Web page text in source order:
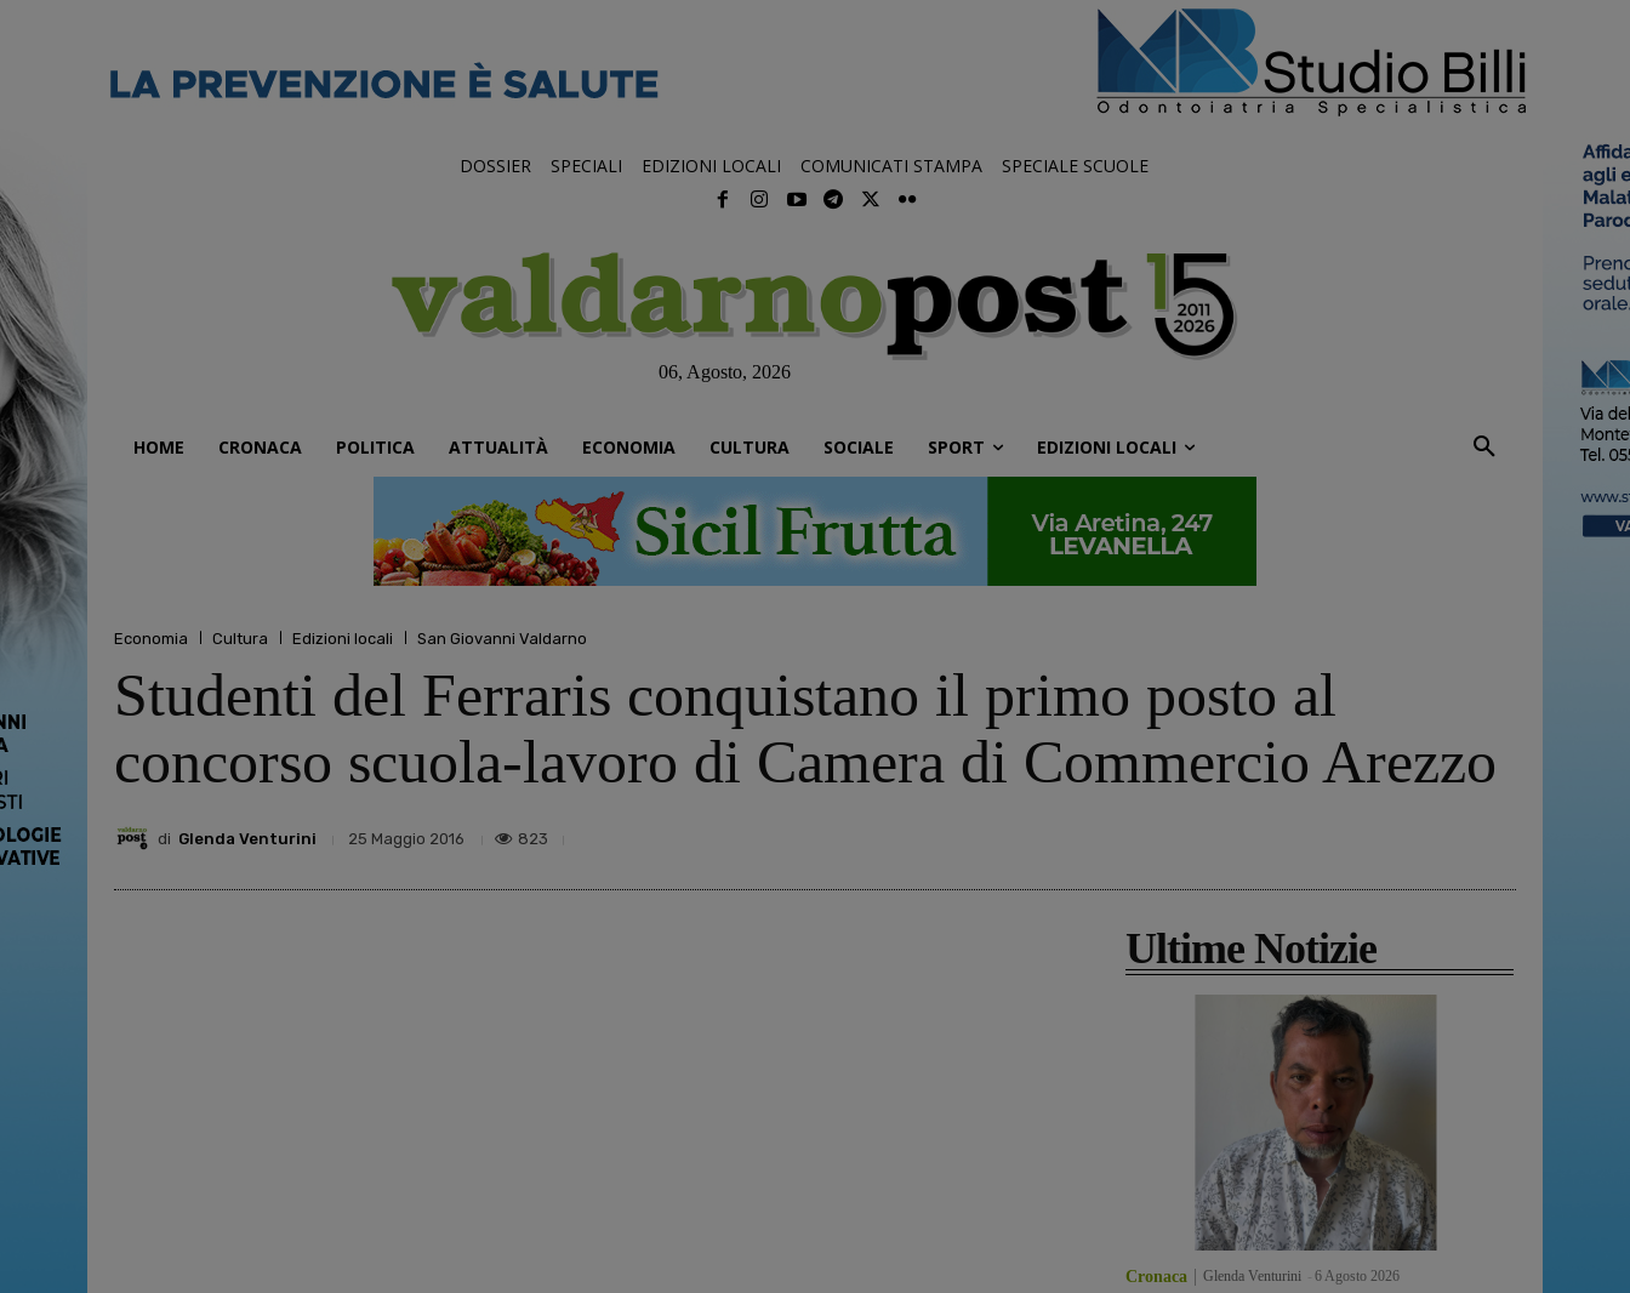
DOSSIER SPECIALI EDIZIONI LOCALI COMUNICATI STAMPA SPECIALE SCUOLE
06, Agosto, 2026
HOME CRONACA POLITICA ATTUALITÀ ECONOMIA CULTURA SOCIALE SPORT EDIZIONI LOCALI
Economia Cultura Edizioni locali San Giovanni Valdarno
Studenti del Ferraris conquistano il primo posto al
concorso scuola-lavoro di Camera di Commercio Arezzo
di Glenda Venturini 25 Maggio 2016 823
Ultime Notizie
Cronaca Glenda Venturini 6 Agosto 2026